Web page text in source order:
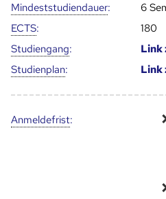
Mindest­studien­dauer:
6
ECTS:
180
Studien­gang: Link
Studien­plan: Link
Anmelde­frist: